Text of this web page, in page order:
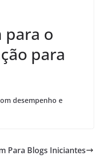
para o
para
desempenho e
Para Blogs Iniciantes